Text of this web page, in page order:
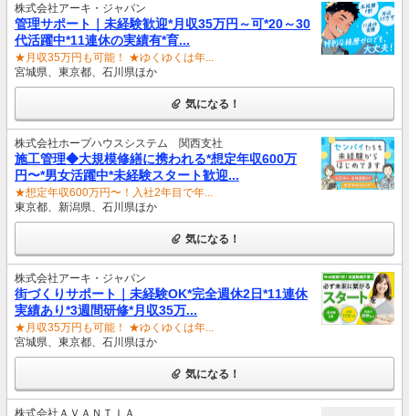
株式会社アーキ・ジャパン
管理サポート｜未経験歓迎*月収35万円～可*20～30
代活躍中*11連休の実績有*育...
★月収35万円も可能！ ★ゆくゆくは年...
宮城県、東京都、石川県ほか
気になる！
株式会社ホープハウスシステム 関西支社
施工管理◆大規模修繕に携われる*想定年収600万
円〜*男女活躍中*未経験スタート歓迎...
★想定年収600万円〜！入社2年目で年...
東京都、新潟県、石川県ほか
気になる！
株式会社アーキ・ジャパン
街づくりサポート｜未経験OK*完全週休2日*11連休
実績あり*3週間研修*月収35万...
★月収35万円も可能！ ★ゆくゆくは年...
宮城県、東京都、石川県ほか
気になる！
株式会社ＡＶＡＮＴＩＡ